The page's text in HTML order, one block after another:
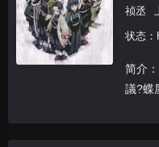
祯丞
幸
河
状态：
简介
議?蝶